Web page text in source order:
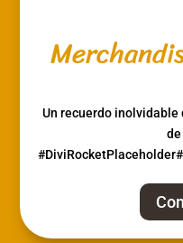
Un recuerdo inolvidable
#DiviRocketPlaceholder#